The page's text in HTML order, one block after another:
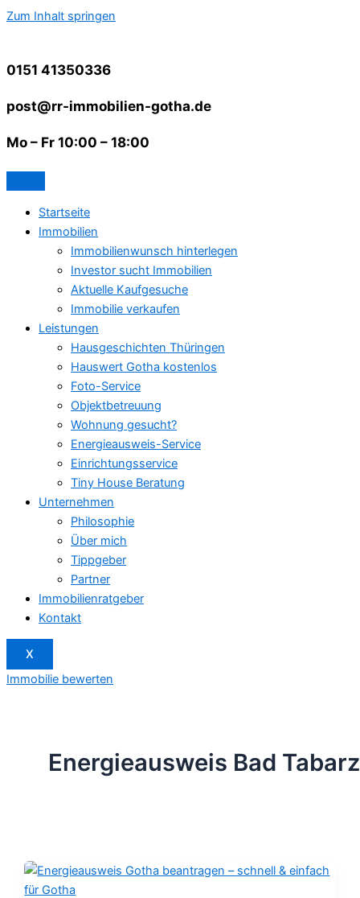
Zum Inhalt springen
0151 41350336
post@rr-immobilien-gotha.de
Mo – Fr 10:00 – 18:00
Startseite
Immobilien
Immobilienwunsch hinterlegen
Investor sucht Immobilien
Aktuelle Kaufgesuche
Immobilie verkaufen
Leistungen
Hausgeschichten Thüringen
Hauswert Gotha kostenlos
Foto-Service
Objektbetreuung
Wohnung gesucht?
Energieausweis-Service
Einrichtungsservice
Tiny House Beratung
Unternehmen
Philosophie
Über mich
Tippgeber
Partner
Immobilienratgeber
Kontakt
X
Immobilie bewerten
Energieausweis Bad Tabarz